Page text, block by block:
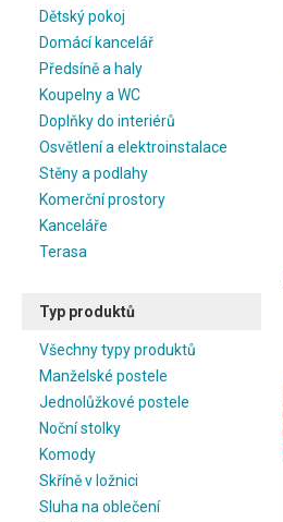
Dětský pokoj
Domácí kancelář
Předsíně a haly
Koupelny a WC
Doplňky do interiérů
Osvětlení a elektroinstalace
Stěny a podlahy
Komerční prostory
Kanceláře
Terasa
Typ produktů
Všechny typy produktů
Manželské postele
Jednolůžkové postele
Noční stolky
Komody
Skříně v ložnici
Sluha na oblečení